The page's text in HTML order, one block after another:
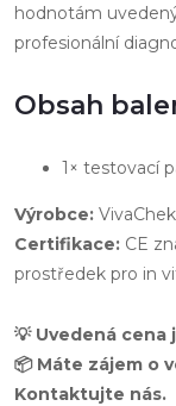
hodnotám
profesionální
Obsah
1× testovací
Výrobce:
Certifikace: CE
prostředek pro in
💡 Uvedená cena
📦 Máte zájem o
Kontaktujte nás.